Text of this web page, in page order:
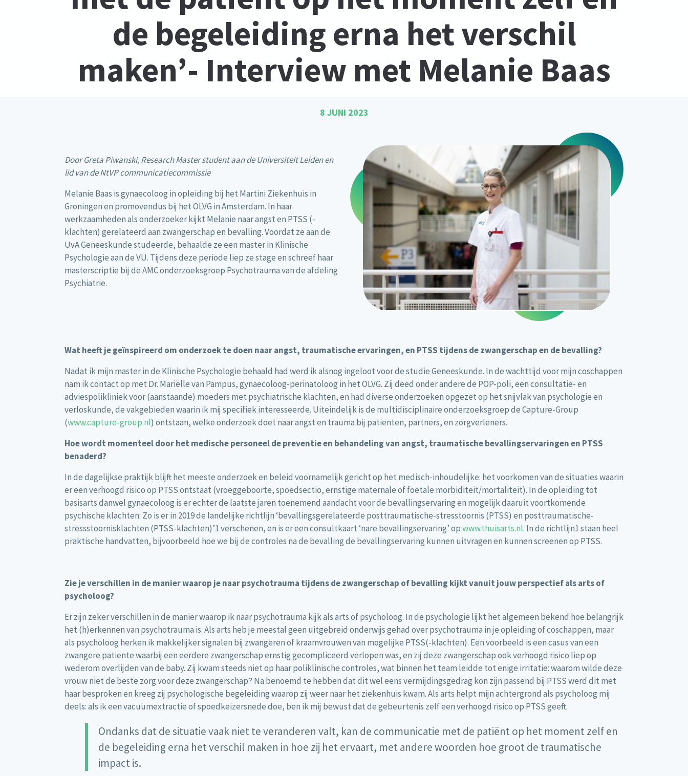
de begeleiding erna het verschil
maken’- Interview met Melanie Baas
8 JUNI 2023
Door Greta Piwanski, Research Master student aan de Universiteit Leiden en
lid van de NtVP communicatiecommissie
Melanie Baas is gynaecoloog in opleiding bij het Martini Ziekenhuis in
Groningen en promovendus bij het OLVG in Amsterdam. In haar
werkzaamheden als onderzoeker kijkt Melanie naar angst en PTSS (-
klachten) gerelateerd aan zwangerschap en bevalling. Voordat ze aan de
UvA Geneeskunde studeerde, behaalde ze een master in Klinische
Psychologie aan de VU. Tijdens deze periode liep ze stage en schreef haar
masterscriptie bij de AMC onderzoeksgroep Psychotrauma van de afdeling
Psychiatrie.
Wat heeft je geïnspireerd om onderzoek te doen naar angst, traumatische ervaringen, en PTSS tijdens de zwangerschap en de bevalling?
Nadat ik mijn master in de Klinische Psychologie behaald had werd ik alsnog ingeloot voor de studie Geneeskunde. In de wachttijd voor mijn coschappen
nam ik contact op met Dr. Mariëlle van Pampus, gynaecoloog-perinatoloog in het OLVG. Zij deed onder andere de POP-poli, een consultatie- en
adviespolikliniek voor (aanstaande) moeders met psychiatrische klachten, en had diverse onderzoeken opgezet op het snijvlak van psychologie en
verloskunde, de vakgebieden waarin ik mij specifiek interesseerde. Uiteindelijk is de multidisciplinaire onderzoeksgroep de Capture-Group
(www.capture-group.nl) ontstaan, welke onderzoek doet naar angst en trauma bij patiënten, partners, en zorgverleners.
Hoe wordt momenteel door het medische personeel de preventie en behandeling van angst, traumatische bevallingservaringen en PTSS
benaderd?
In de dagelijkse praktijk blijft het meeste onderzoek en beleid voornamelijk gericht op het medisch-inhoudelijke: het voorkomen van de situaties waarin
er een verhoogd risico op PTSS ontstaat (vroeggeboorte, spoedsectio, ernstige maternale of foetale morbiditeit/mortaliteit). In de opleiding tot
basisarts danwel gynaecoloog is er echter de laatste jaren toenemend aandacht voor de bevallingservaring en mogelijk daaruit voortkomende
psychische klachten: Zo is er in 2019 de landelijke richtlijn ‘bevallingsgerelateerde posttraumatische-stresstoornis (PTSS) en posttraumatische-
stressstoornisklachten (PTSS-klachten)’1 verschenen, en is er een consultkaart ‘nare bevallingservaring’ opwww.thuisarts.nl. In de richtlijn1 staan heel
praktische handvatten, bijvoorbeeld hoe we bij de controles na de bevalling de bevallingservaring kunnen uitvragen en kunnen screenen op PTSS.
Zie je verschillen in de manier waarop je naar psychotrauma tijdens de zwangerschap of bevalling kijkt vanuit jouw perspectief als arts of
psycholoog?
Er zijn zeker verschillen in de manier waarop ik naar psychotrauma kijk als arts of psycholoog. In de psychologie lijkt het algemeen bekend hoe belangrijk
het (h)erkennen van psychotrauma is. Als arts heb je meestal geen uitgebreid onderwijs gehad over psychotrauma in je opleiding of coschappen, maar
als psycholoog herken ik makkelijker signalen bij zwangeren of kraamvrouwen van mogelijke PTSS(-klachten). Een voorbeeld is een casus van een
zwangere patiënte waarbij een eerdere zwangerschap ernstig gecompliceerd verlopen was, en zij deze zwangerschap ook verhoogd risico liep op
wederom overlijden van de baby. Zij kwam steeds niet op haar poliklinische controles, wat binnen het team leidde tot enige irritatie: waarom wilde deze
vrouw niet de beste zorg voor deze zwangerschap? Na benoemd te hebben dat dit wel eens vermijdingsgedrag kon zijn passend bij PTSS werd dit met
haar besproken en kreeg zij psychologische begeleiding waarop zij weer naar het ziekenhuis kwam. Als arts helpt mijn achtergrond als psycholoog mij
deels: als ik een vacuümextractie of spoedkeizersnede doe, ben ik mij bewust dat de gebeurtenis zelf een verhoogd risico op PTSS geeft.
Ondanks dat de situatie vaak niet te veranderen valt, kan de communicatie met de patiënt op het moment zelf en
de begeleiding erna het verschil maken in hoe zij het ervaart, met andere woorden hoe groot de traumatische
impact is.